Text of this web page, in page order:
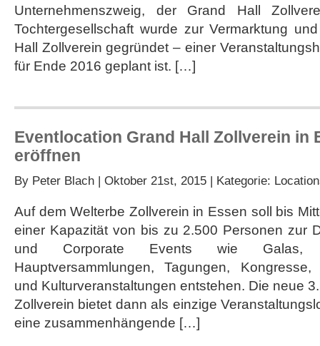
Zollverein
auf
Best
of
Unternehmenszweig, der Grand Hall
Tochtergesellschaft wurde zur Vermarktung
Hall Zollverein gegründet – einer
für Ende 2016 geplant ist. […]
Eventlocation Grand Hall Zollverein in
eröffnen
By Peter Blach | Oktober 21st, 2015 | Kategorie:
Auf dem Welterbe Zollverein in Essen soll bis
einer Kapazität von bis zu 2.500 Personen zur
und Corporate Events wie Galas,
Hauptversammlungen, Tagungen,
und Kulturveranstaltungen entstehen. Die neue
Zollverein bietet dann als einzige
eine zusammenhängende […]